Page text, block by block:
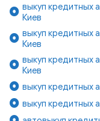
выкуп кредитных
Киев
выкуп кредитных
Киев
выкуп кредитных
Киев
выкуп кредитных
выкуп кредитных